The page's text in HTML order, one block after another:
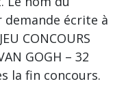
écrite à
CONCOURS
GOGH – 32
la fin concours.